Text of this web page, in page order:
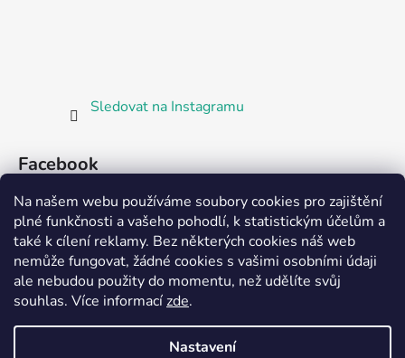
Na našem webu používáme soubory cookies pro zajištění
plné funkčnosti a vašeho pohodlí, k statistickým účelům a
také k cílení reklamy. Bez některých cookies náš web
nemůže fungovat, žádné cookies s vašimi osobními údaji
ale nebudou použity do momentu, než udělíte svůj
souhlas. Více informacízde.
Nastavení
Sledovat na Instagramu
Facebook
Partnerská prodejna Barefoot Plzeň